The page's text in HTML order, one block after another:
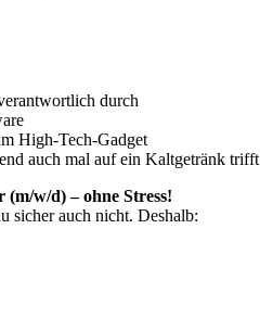
durch
High-Tech-Gadget
auch mal auf ein Kaltgetränk trifft
w/d) – ohne Stress!
sicher auch nicht. Deshalb: